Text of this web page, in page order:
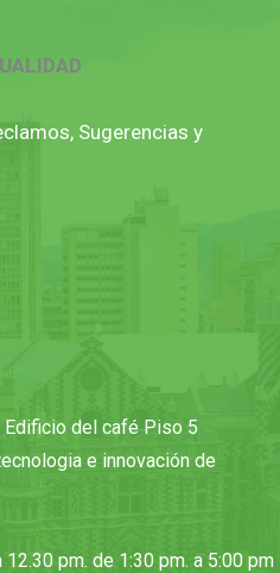
Sugerencias y
del café Piso 5
e innovación de
pm. de 1:30 pm. a 5:00 pm